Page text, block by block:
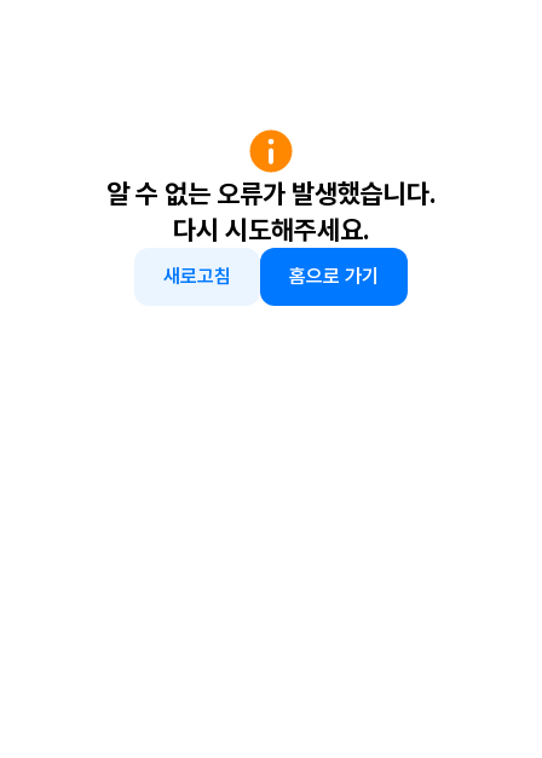
알 수 없는 오류가 발생했습니다.
다시 시도해주세요.
새로고침 홈으로 가기